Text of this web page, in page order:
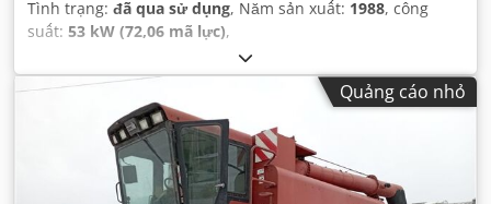
Tình trạng: đã qua sử dụng, Năm sản xuất: 1988, công
suất: 53 kW (72,06 mã lực),
Quảng cáo nhỏ